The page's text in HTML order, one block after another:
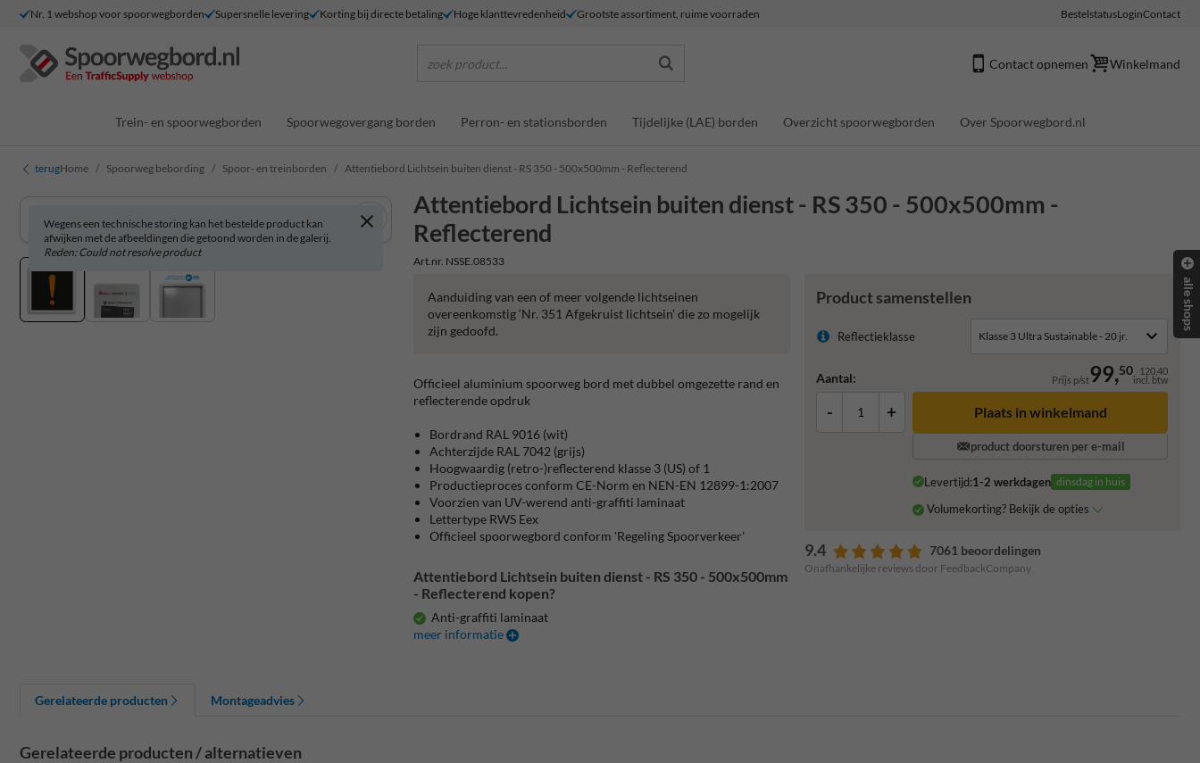
Nr. 1 webshop voor spoorwegborden Supersnelle levering Korting bij directe betaling Hoge klanttevredenheid Grootste assortiment, ruime voorraden BestelstatusLoginContact
zoek product... Contact opnemen Winkelmand
Trein- en spoorwegborden Spoorwegovergang borden Perron- en stationsborden Tijdelijke (LAE) borden Overzicht spoorwegborden Over Spoorwegbord.nl
terugHome Spoorweg bebording Spoor- en treinborden Attentiebord Lichtsein buiten dienst - RS 350 - 500x500mm - Reflecterend
Attentiebord Lichtsein buiten dienst - RS 350 - 500x500mm -
Reflecterend
Art.nr. NSSE.08533
Wegens een technische storing kan het bestelde product kan
afwijken met de afbeeldingen die getoond worden in de galerij.
Reden: Could not resolve product
Product samenstellen
Reflectieklasse
Aantal: Prijs p/st99,50 120,40
incl. btw
- + Plaats in winkelmand
product doorsturen per e-mail
Levertijd:1-2 werkdagen dinsdag in huis
Volumekorting? Bekijk de opties
9.4 7061 beoordelingen
Onafhankelijke reviews door FeedbackCompany
Aanduiding van een of meer volgende lichtseinen
overeenkomstig ‘Nr. 351 Afgekruist lichtsein’ die zo mogelijk
zijn gedoofd.
Officieel aluminium spoorweg bord met dubbel omgezette rand en
reflecterende opdruk
Bordrand RAL 9016 (wit)
Achterzijde RAL 7042 (grijs)
Hoogwaardig (retro-)reflecterend klasse 3 (US) of 1
Productieproces conform CE-Norm en NEN-EN 12899-1:2007
Voorzien van UV-werend anti-graffiti laminaat
Lettertype RWS Eex
Officieel spoorwegbord conform 'Regeling Spoorverkeer'
Attentiebord Lichtsein buiten dienst - RS 350 - 500x500mm
- Reflecterend kopen?
Anti-graffiti laminaat
meer informatie
Gerelateerde producten Montageadvies
Gerelateerde producten / alternatieven
alle shops